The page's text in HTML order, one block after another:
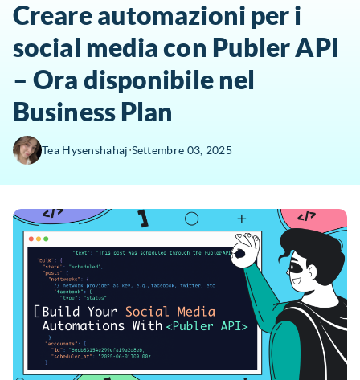
Creare automazioni per i
social media con Publer API
– Ora disponibile nel
Business Plan
Tea Hysenshahaj∙Settembre 03, 2025